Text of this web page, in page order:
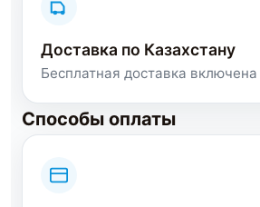
Доставка по Казахстану
Бесплатная доставка
Способы оплаты